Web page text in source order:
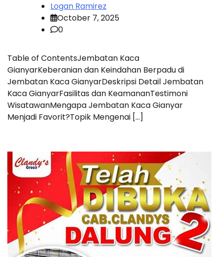
Logan Ramirez
October 7, 2025
0
Table of ContentsJembatan Kaca
GianyarKeberanian dan Keindahan Berpadu di
Jembatan Kaca GianyarDeskripsi Detail Jembatan
Kaca GianyarFasilitas dan KeamananTestimoni
WisatawanMengapa Jembatan Kaca Gianyar
Menjadi Favorit?Topik Mengenai […]